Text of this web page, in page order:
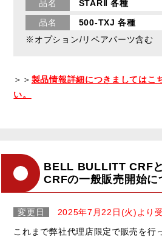
品名
STARⅡ 各種
品名
500-TXJ 各種
※オプション/リペアパーツ含む
＞＞ 製品情報詳細につきましてはこ
い。
BELL BULLITT CRF
CRFの一般販売開始に
変更日
2025年7月22日(火)より
これまで弊社代理店限定で販売を行